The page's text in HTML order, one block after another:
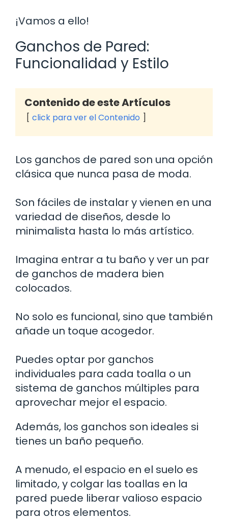
¡Vamos a ello!
Ganchos de Pared:
Funcionalidad y Estilo
Contenido de este Artículos
click para ver el Contenido
Los ganchos de pared son una opción
clásica que nunca pasa de moda.
Son fáciles de instalar y vienen en una
variedad de diseños, desde lo
minimalista hasta lo más artístico.
Imagina entrar a tu baño y ver un par
de ganchos de madera bien
colocados.
No solo es funcional, sino que también
añade un toque acogedor.
Puedes optar por ganchos
individuales para cada toalla o un
sistema de ganchos múltiples para
aprovechar mejor el espacio.
Además, los ganchos son ideales si
tienes un baño pequeño.
A menudo, el espacio en el suelo es
limitado, y colgar las toallas en la
pared puede liberar valioso espacio
para otros elementos.